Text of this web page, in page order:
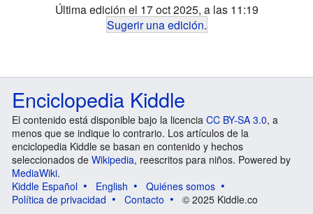
Última edición el 17 oct 2025, a las 11:19
Sugerir una edición.
Enciclopedia Kiddle
El contenido está disponible bajo la licencia CC BY-SA 3.0, a
menos que se indique lo contrario. Los artículos de la
enciclopedia Kiddle se basan en contenido y hechos
seleccionados de Wikipedia, reescritos para niños. Powered by
MediaWiki.
Kiddle Español
English
Quiénes somos
Política de privacidad
Contacto © 2025 Kiddle.co